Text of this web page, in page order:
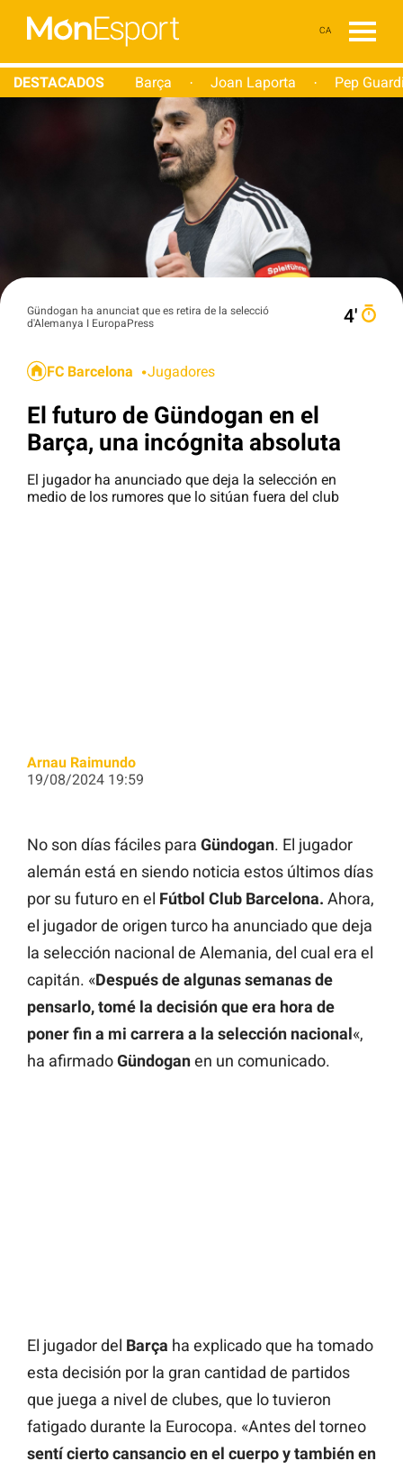
CA
DESTACADOS Barça · Joan Laporta · Pep
Gündogan ha anunciat que es retira de la selecció
d'Alemanya I EuropaPress
4′
FC Barcelona Jugadores
El futuro de Gündogan en el
Barça, una incógnita absoluta
El jugador ha anunciado que deja la selección en
medio de los rumores que lo sitúan fuera del club
Arnau Raimundo
19/08/2024 19:59
No son días fáciles para Gündogan. El jugador
alemán está en siendo noticia estos últimos días
por su futuro en el Fútbol Club Barcelona. Ahora,
el jugador de origen turco ha anunciado que deja
la selección nacional de Alemania, del cual era el
capitán. «Después de algunas semanas de
pensarlo, tomé la decisión que era hora de
poner fin a mi carrera a la selección nacional«,
ha afirmadoGündoganen un comunicado.
El jugador del Barça ha explicado que ha tomado
esta decisión por la gran cantidad de partidos
que juega a nivel de clubes, que lo tuvieron
fatigado durante la Eurocopa. «Antes del torneo
sentí cierto cansancio en el cuerpo y también en